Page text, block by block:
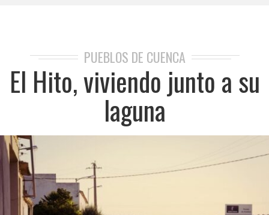
PUEBLOS DE CUENCA
El Hito, viviendo junto a su
laguna